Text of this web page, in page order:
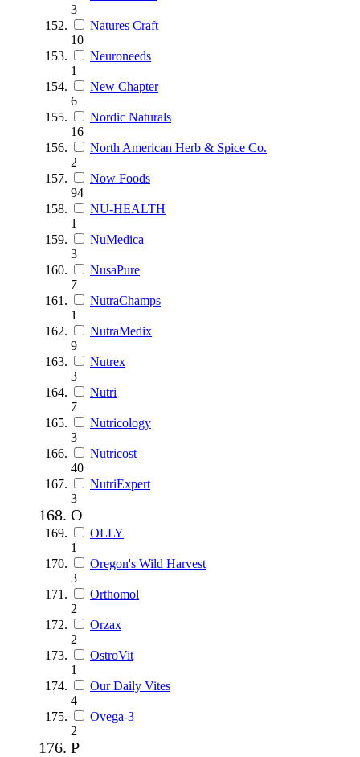
3
Natures Craft
10
Neuroneeds
1
New Chapter
6
Nordic Naturals
16
North American Herb & Spice Co.
2
Now Foods
94
NU-HEALTH
1
NuMedica
3
NusaPure
7
NutraChamps
1
NutraMedix
9
Nutrex
3
Nutri
7
Nutricology
3
Nutricost
40
NutriExpert
3
O
OLLY
1
Oregon's Wild Harvest
3
Orthomol
2
Orzax
2
OstroVit
1
Our Daily Vites
4
Ovega-3
2
P